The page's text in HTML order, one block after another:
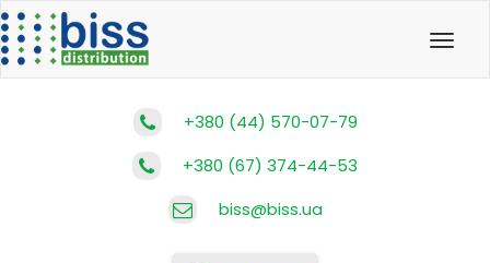
+380 (44) 570-07-79
+380 (67) 374-44-53
biss@biss.ua